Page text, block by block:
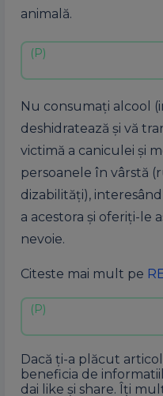
animală.
Nu consumaţi alcool
deshidratează şi vă
victimă a caniculei şi
persoanele în vârstă
dizabilităţi),
a acestora şi oferiţi-le
nevoie.
Citeste mai mult pe
Dacă ți-a plăcut
beneficia de
dai like și share. Îți